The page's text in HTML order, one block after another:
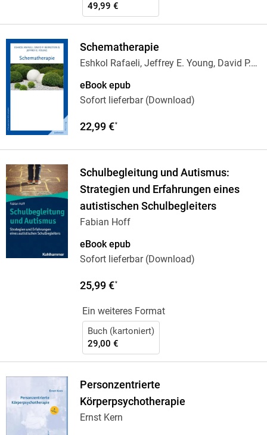
49,99 €
Schematherapie
Eshkol Rafaeli, Jeffrey E. Young, David P.…
eBook epub
Sofort lieferbar (Download)
22,99 €*
Schulbegleitung und Autismus:
Strategien und Erfahrungen eines
autistischen Schulbegleiters
Fabian Hoff
eBook epub
Sofort lieferbar (Download)
25,99 €*
Ein weiteres Format
Buch (kartoniert)
29,00 €
Personzentrierte
Körperpsychotherapie
Ernst Kern